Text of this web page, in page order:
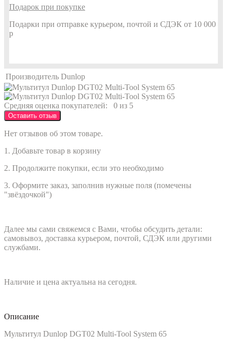
Подарок при покупке
Подарки при отправке курьером, почтой и СДЭК от 10 000
р
Производитель Dunlop
Средняя оценка покупателей: 0 из 5
Оставить отзыв
Нет отзывов об этом товаре.
1. Добавьте товар в корзину
2. Продолжите покупки, если это необходимо
3. Оформите заказ, заполнив нужные поля (помечены
"звёздочкой")
Далее мы сами свяжемся с Вами, чтобы обсудить детали:
самовывоз, доставка курьером, почтой, СДЭК или другими
службами.
Наличие и цена актуальна на сегодня.
Описание
Мультитул Dunlop DGT02 Multi-Tool System 65